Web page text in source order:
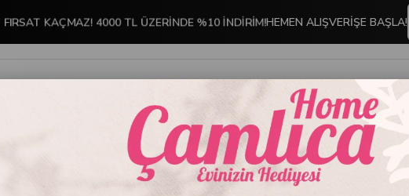
FIRSAT KAÇMAZ! 4000 TL ÜZERİNDE %10 İNDİRİM!HEMEN ALIŞVERİŞE BAŞLA!
MUTFAK İNDİRİMLİ ÜRÜNLER DEKORASYON TABLO KOLEKSİYONU